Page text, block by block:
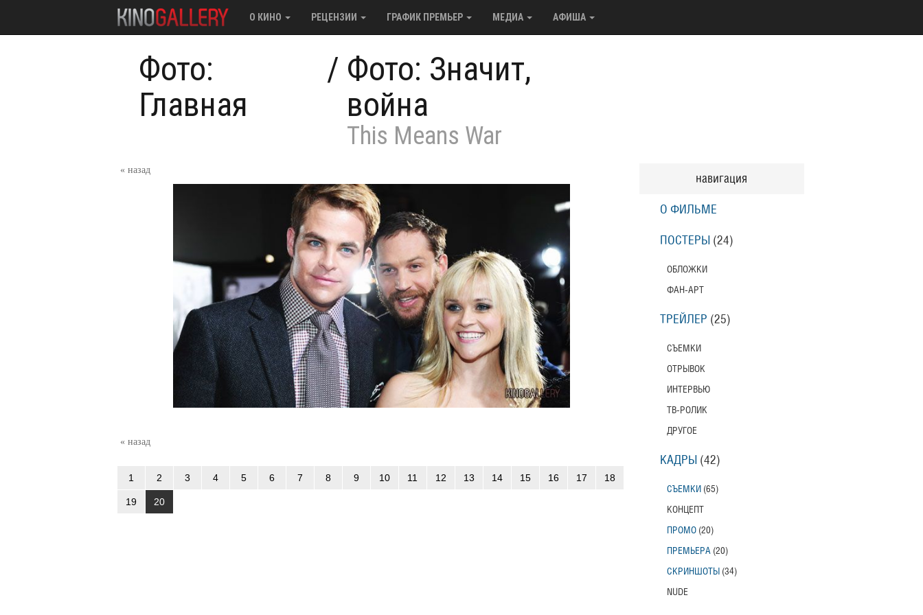
О КИНО РЕЦЕНЗИИ ГРАФИК ПРЕМЬЕР МЕДИА АФИША
Фото:
Главная
/ Фото: Значит,
война
This Means War
« назад
« назад
1 2 3 4 5 6 7 8 9 10 11 12 13 14 15 16 17 18
19 20
навигация
О ФИЛЬМЕ
ПОСТЕРЫ (24)
ОБЛОЖКИ
ФАН-АРТ
ТРЕЙЛЕР (25)
СЪЕМКИ
ОТРЫВОК
ИНТЕРВЬЮ
ТВ-РОЛИК
ДРУГОЕ
КАДРЫ (42)
СЪЕМКИ (65)
КОНЦЕПТ
ПРОМО (20)
ПРЕМЬЕРА (20)
СКРИНШОТЫ (34)
NUDE